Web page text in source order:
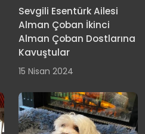
Sevgili Esentürk Ailesi
Alman Çoban İkinci
Alman Çoban Dostlarına
Kavuştular
15 Nisan 2024